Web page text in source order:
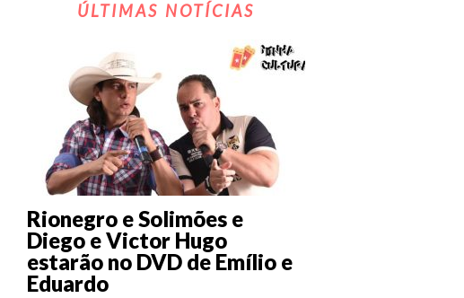
ÚLTIMAS NOTÍCIAS
Rionegro e Solimões e
Diego e Victor Hugo
estarão no DVD de Emílio e
Eduardo